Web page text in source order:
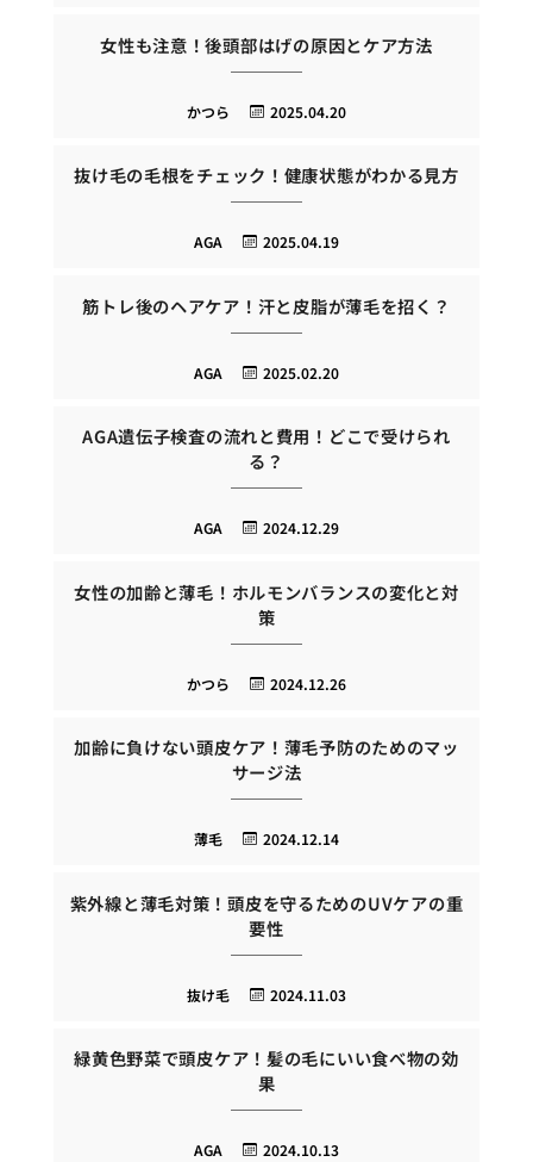
女性も注意！後頭部はげの原因とケア方法
2025.04.20
かつら
抜け毛の毛根をチェック！健康状態がわかる見方
2025.04.19
AGA
筋トレ後のヘアケア！汗と皮脂が薄毛を招く？
2025.02.20
AGA
AGA遺伝子検査の流れと費用！どこで受けられ
る？
2024.12.29
AGA
女性の加齢と薄毛！ホルモンバランスの変化と対
策
2024.12.26
かつら
加齢に負けない頭皮ケア！薄毛予防のためのマッ
サージ法
2024.12.14
薄毛
紫外線と薄毛対策！頭皮を守るためのUVケアの重
要性
2024.11.03
抜け毛
緑黄色野菜で頭皮ケア！髪の毛にいい食べ物の効
果
2024.10.13
AGA